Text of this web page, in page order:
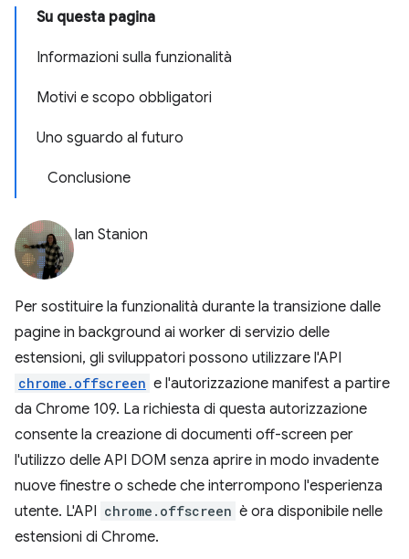
Su questa pagina
Informazioni sulla funzionalità
Motivi e scopo obbligatori
Uno sguardo al futuro
Conclusione
Ian Stanion
Per sostituire la funzionalità durante la transizione dalle
pagine in background ai worker di servizio delle
estensioni, gli sviluppatori possono utilizzare l'API
chrome.offscreen e l'autorizzazione manifest a partire
da Chrome 109. La richiesta di questa autorizzazione
consente la creazione di documenti off-screen per
l'utilizzo delle API DOM senza aprire in modo invadente
nuove finestre o schede che interrompono l'esperienza
utente. L'API chrome.offscreen è ora disponibile nelle
estensioni di Chrome.